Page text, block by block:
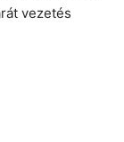
vezetés